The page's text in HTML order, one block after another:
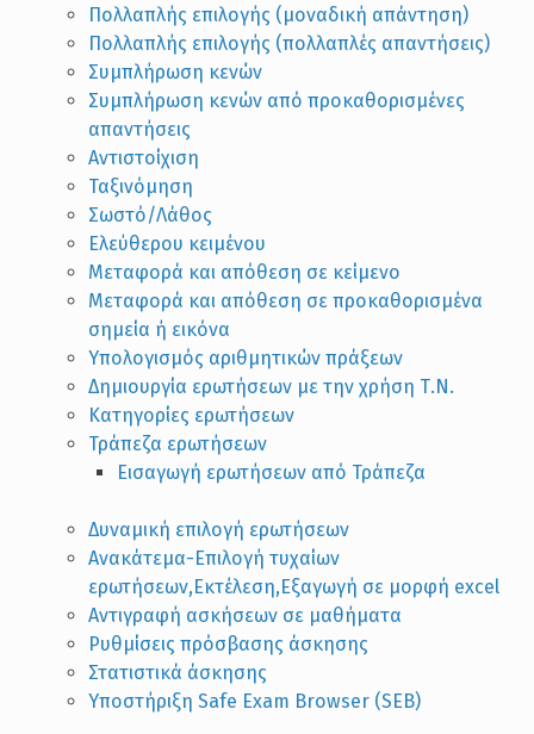
Πολλαπλής επιλογής (μοναδική απάντηση)
Πολλαπλής επιλογής (πολλαπλές απαντήσεις)
Συμπλήρωση κενών
Συμπλήρωση κενών από προκαθορισμένες
απαντήσεις
Αντιστοίχιση
Ταξινόμηση
Σωστό/Λάθος
Ελεύθερου κειμένου
Μεταφορά και απόθεση σε κείμενο
Μεταφορά και απόθεση σε προκαθορισμένα
σημεία ή εικόνα
Υπολογισμός αριθμητικών πράξεων
Δημιουργία ερωτήσεων με την χρήση Τ.Ν.
Κατηγορίες ερωτήσεων
Τράπεζα ερωτήσεων
Εισαγωγή ερωτήσεων από Τράπεζα
Δυναμική επιλογή ερωτήσεων
Ανακάτεμα-Επιλογή τυχαίων
ερωτήσεων,Εκτέλεση,Εξαγωγή σε μορφή excel
Αντιγραφή ασκήσεων σε μαθήματα
Ρυθμίσεις πρόσβασης άσκησης
Στατιστικά άσκησης
Υποστήριξη Safe Exam Browser (SEB)